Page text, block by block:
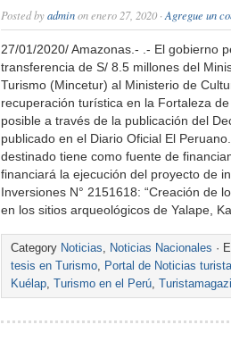
Posted byadminon enero 27, 2020 · Agregue un
27/01/2020/ Amazonas.- .- El gobierno
transferencia de S/ 8.5 millones del
Turismo (Mincetur) al Ministerio de
recuperación turística en la Fortaleza
posible a través de la publicación del
publicado en el Diario Oficial El
destinado tiene como fuente de
financiará la ejecución del proyecto de
Inversiones N° 2151618: “Creación de
en los sitios arqueológicos de Yalape,
Category Noticias, Noticias Nacionales ·
tesis en Turismo, Portal de Noticias
Kuélap, Turismo en el Perú,